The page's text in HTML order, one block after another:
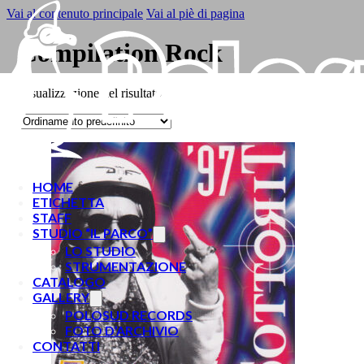
Vai al contenuto principale Vai al piè di pagina
HOME
ETICHETTA
STAFF
STUDIO “IL PARCO”
LO STUDIO
STRUMENTAZIONE
CATALOGO
GALLERY
POLOSUD RECORDS
FOTO D’ARCHIVIO
CONTATTI
Compilation Rock
Visualizzazione del risultato